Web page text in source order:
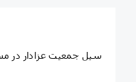
🎥 سیل جمعیت عزادار در